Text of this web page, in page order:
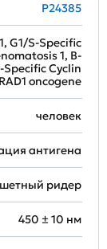
P24385
G1/S-Specific
1, B-
Specific Cyclin
oncogene
человек
антигена
ридер
450 ± 10 нм